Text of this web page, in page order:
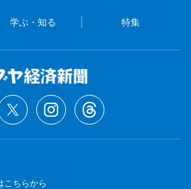
学ぶ・知る 特集
こちらから